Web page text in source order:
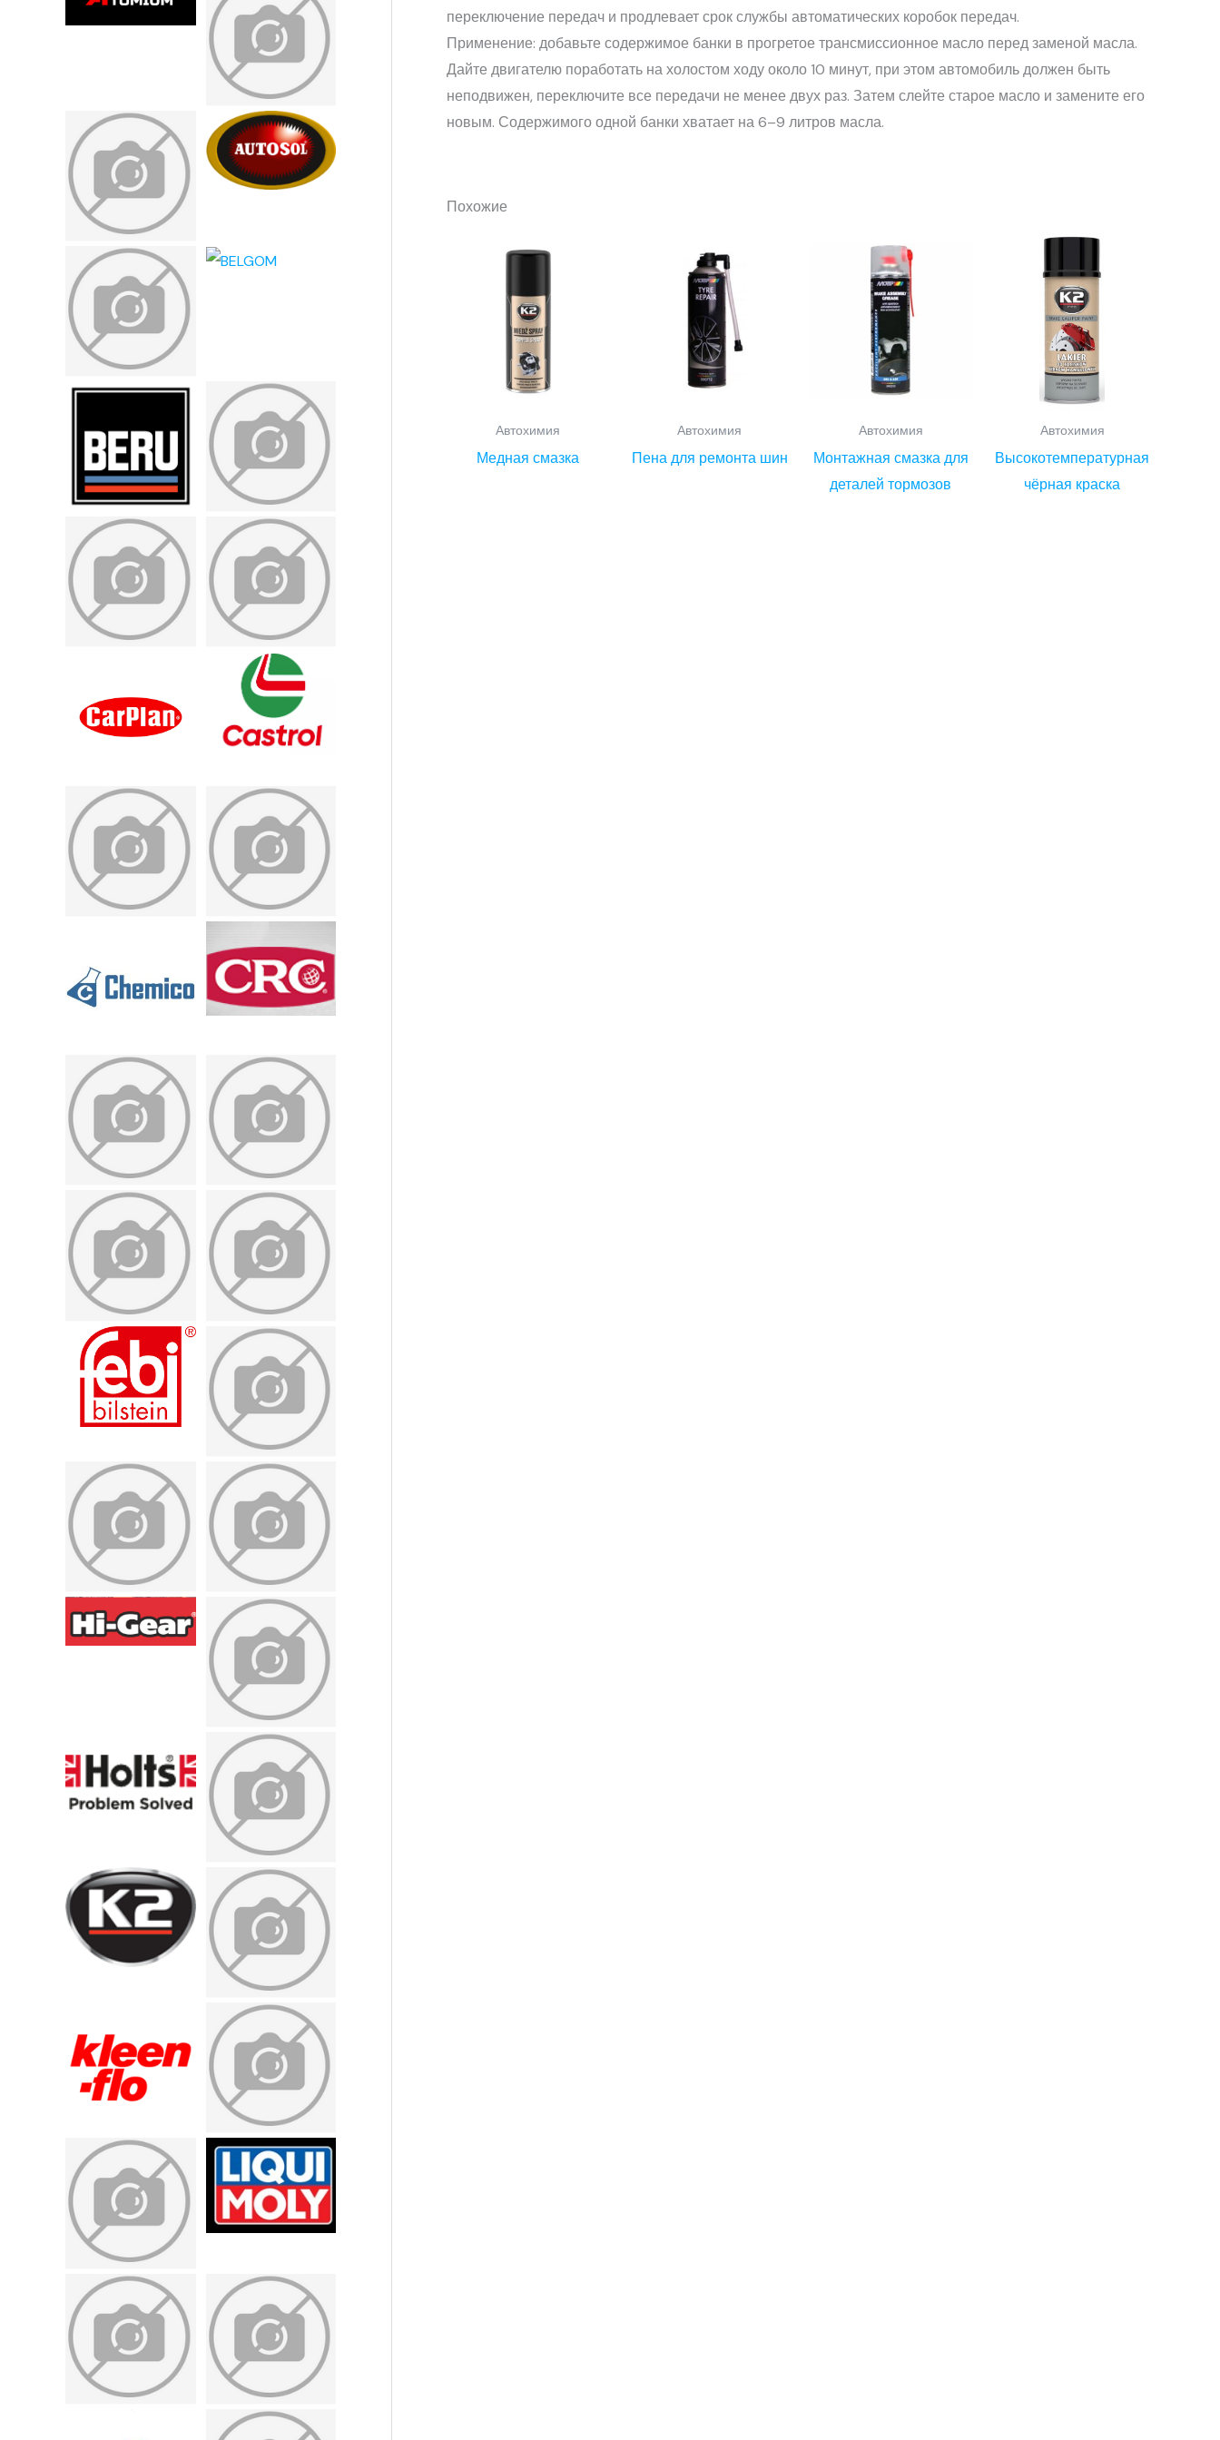
переключение передач и продлевает срок службы автоматических коробок передач.
Применение: добавьте содержимое банки в прогретое трансмиссионное масло перед заменой масла.
Дайте двигателю поработать на холостом ходу около 10 минут, при этом автомобиль должен быть
неподвижен, переключите все передачи не менее двух раз. Затем слейте старое масло и замените его
новым. Содержимого одной банки хватает на 6–9 литров масла.
Похожие
Автохимия
Медная смазка
Автохимия
Пена для ремонта шин
Автохимия
Монтажная смазка для
деталей тормозов
Автохимия
Высокотемпературная
чёрная краска